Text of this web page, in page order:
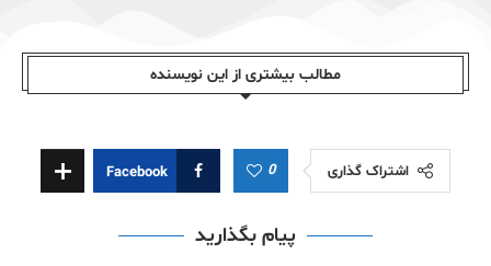
مطالب بیشتری از این نویسندە
اشتراک گذاری 0
Facebook
پیام بگذارید